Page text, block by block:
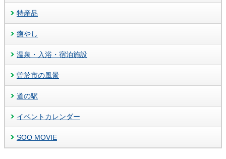
特産品
癒やし
温泉・入浴・宿泊施設
曽於市の風景
道の駅
イベントカレンダー
SOO MOVIE